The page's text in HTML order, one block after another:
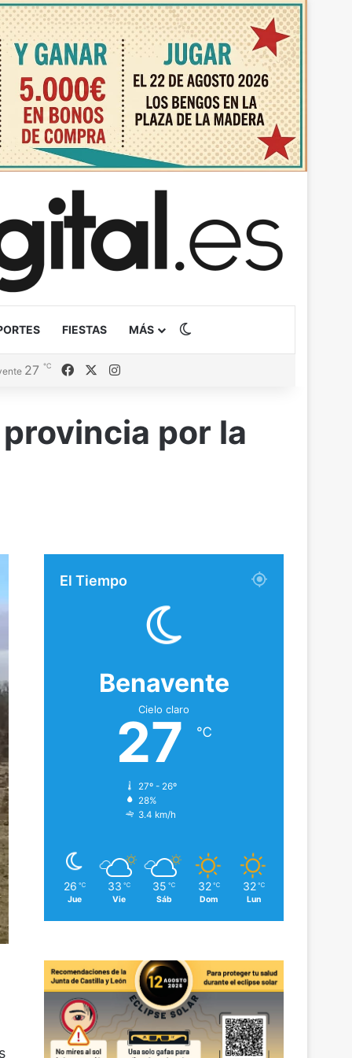
FIESTAS MÁS
27 ℃ FacebookInstagram
por la
El Tiempo
Benavente
Cielo claro
27 ℃
27º - 26º
28%
3.4 km/h
26 ℃
Jue
33 ℃
Vie
35 ℃
Sáb
32 ℃
Dom
32 ℃
Lun